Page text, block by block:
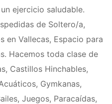
ejercicio saludable.
de Soltero/a,
en Vallecas, Espacio para
Hacemos toda clase de
Castillos Hinchables,
Gymkanas,
Juegos, Paracaídas,